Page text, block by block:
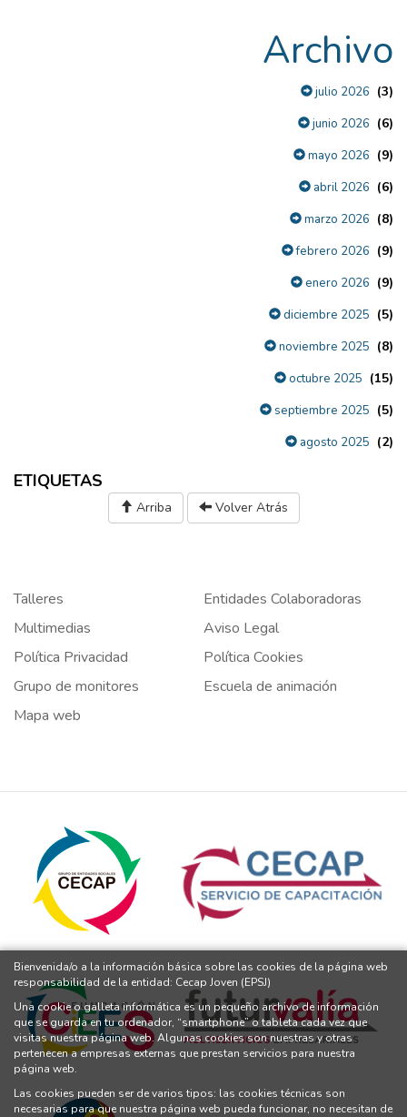
Archivo
julio 2026 (3)
junio 2026 (6)
mayo 2026 (9)
abril 2026 (6)
marzo 2026 (8)
febrero 2026 (9)
enero 2026 (9)
diciembre 2025 (5)
noviembre 2025 (8)
octubre 2025 (15)
septiembre 2025 (5)
agosto 2025 (2)
ETIQUETAS
Arriba Volver Atrás
Talleres
Entidades Colaboradoras
Multimedias
Aviso Legal
Política Privacidad
Política Cookies
Grupo de monitores
Escuela de animación
Mapa web
Bienvenida/o a la información básica sobre las cookies de la página web
responsabilidad de la entidad: Cecap Joven (EPSJ)
Una cookie o galleta informática es un pequeño archivo de información
que se guarda en tu ordenador, “smartphone” o tableta cada vez que
visitas nuestra página web. Algunas cookies son nuestras y otras
pertenecen a empresas externas que prestan servicios para nuestra
página web.
Las cookies pueden ser de varios tipos: las cookies técnicas son
necesarias para que nuestra página web pueda funcionar, no necesitan de